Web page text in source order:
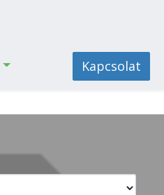
Kapcsolat